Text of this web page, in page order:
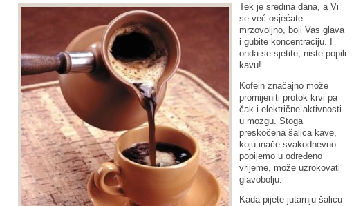
Tek je sredina dana, a Vi
se već osjećate
mrzovoljno, boli Vas glava
i gubite koncentraciju. I
onda se sjetite, niste popili
kavu!
Kofein značajno može
promijeniti protok krvi pa
čak i električne aktivnosti
u mozgu. Stoga
preskočena šalica kave,
koju inače svakodnevno
popijemo u određeno
vrijeme, može uzrokovati
glavobolju.
Kada pijete jutarnju šalicu